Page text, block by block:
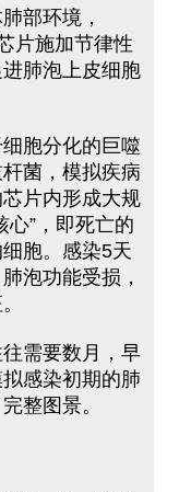
部环境，
片施加节律性
肺泡上皮细胞
胞分化的巨噬
菌，模拟疾病
片内形成大规
心”，即死亡的
胞。感染5天
泡功能受损，
需要数月，早
感染初期的肺
整图景。